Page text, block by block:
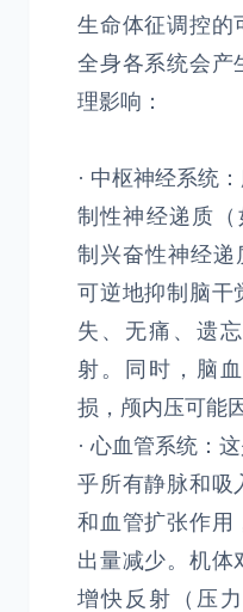
生命体征调控的
全身各系统会产
理影响：
· 中枢神经系统
制性神经递质（
制兴奋性神经递
可逆地抑制脑干
失、无痛、遗
射。同时，脑
损，颅内压可能
· 心血管系统：
乎所有静脉和吸
和血管扩张作用
出量减少。机体
增快反射（压